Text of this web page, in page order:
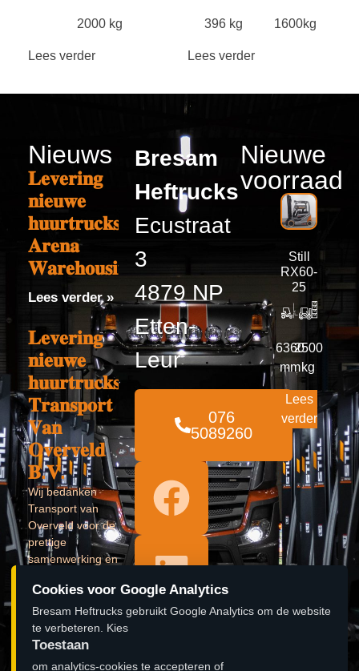
2000 kg
Lees verder
396 kg 1600kg
Lees verder
Nieuws
𝐋𝐞𝐯𝐞𝐫𝐢𝐧𝐠
𝐧𝐢𝐞𝐮𝐰𝐞
𝐡𝐮𝐮𝐫𝐭𝐫𝐮𝐜𝐤𝐬
𝐀𝐫𝐞𝐧𝐚
𝐖𝐚𝐫𝐞𝐡𝐨𝐮𝐬𝐢𝐧𝐠
Lees verder »
𝐋𝐞𝐯𝐞𝐫𝐢𝐧𝐠
𝐧𝐢𝐞𝐮𝐰𝐞
𝐡𝐮𝐮𝐫𝐭𝐫𝐮𝐜𝐤𝐬
𝐓𝐫𝐚𝐧𝐬𝐩𝐨𝐫𝐭
𝐕𝐚𝐧
𝐎𝐯𝐞𝐫𝐯𝐞𝐥𝐝
𝐁.𝐕.
Wij bedanken
Transport van
Overveld voor de
prettige
samenwerking en
een vervolg!
Lees verder »
𝐎𝐩𝐞𝐧𝐢𝐧𝐠
Bresam
Heftrucks
Ecustraat
3
4879 NP
Etten-
Leur
076
5089260
Nieuwe
voorraad
Still
RX60-
25
6360
mm
2500
kg
Lees
verder
Cookies voor Google Analytics
Bresam Heftrucks gebruikt Google Analytics om de website
te verbeteren. Kies
Toestaan
om analytics-cookies te accepteren of